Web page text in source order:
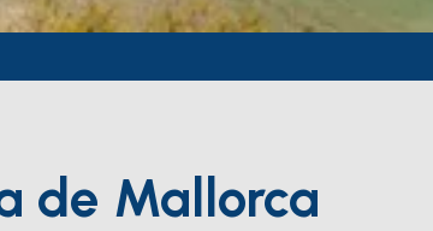
de Mallorca